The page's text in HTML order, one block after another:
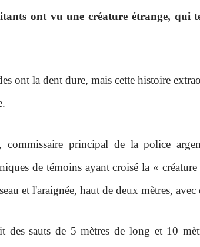
ont vu une créature étrange, qui
ont la dent dure, mais cette histoire
commissaire principal de la police
de témoins ayant croisé la «
et l'araignée, haut de deux mètres,
des sauts de 5 mètres de long et 10